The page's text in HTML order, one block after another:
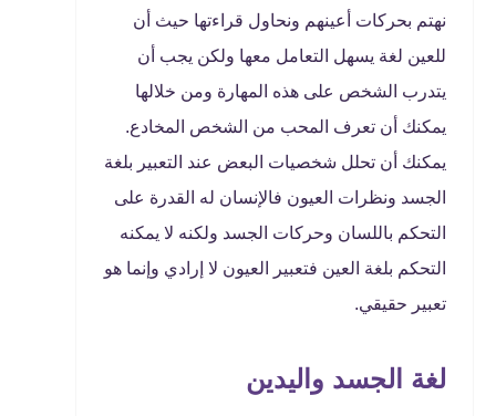
نهتم بحركات أعينهم ونحاول قراءتها حيث أن
للعين لغة يسهل التعامل معها ولكن يجب أن
يتدرب الشخص على هذه المهارة ومن خلالها
يمكنك أن تعرف المحب من الشخص المخادع.
يمكنك أن تحلل شخصيات البعض عند التعبير بلغة
الجسد ونظرات العيون فالإنسان له القدرة على
التحكم باللسان وحركات الجسد ولكنه لا يمكنه
التحكم بلغة العين فتعبير العيون لا إرادي وإنما هو
تعبير حقيقي.
لغة الجسد واليدين